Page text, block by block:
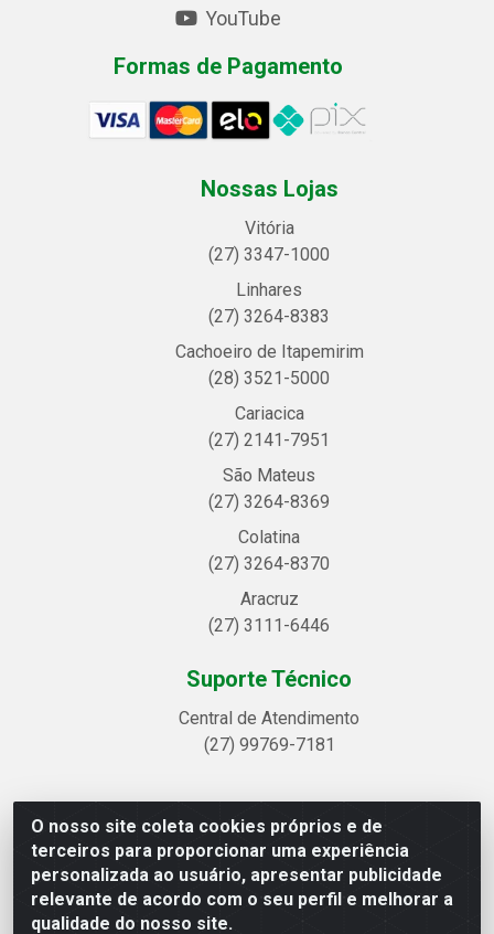
O nosso site coleta cookies próprios e de
terceiros para proporcionar uma experiência
personalizada ao usuário, apresentar publicidade
relevante de acordo com o seu perfil e melhorar a
qualidade do nosso site.
YouTube
Formas de Pagamento
Nossas Lojas
Vitória
(27) 3347-1000
Linhares
(27) 3264-8383
Cachoeiro de Itapemirim
(28) 3521-5000
Cariacica
(27) 2141-7951
São Mateus
(27) 3264-8369
Colatina
(27) 3264-8370
Aracruz
(27) 3111-6446
Suporte Técnico
Central de Atendimento
(27) 99769-7181
Linhavix Distribuidora LTDA - Avenida Alegre, 2521 -
Quadra314 Lote 05 e 07 - Shell, Linhares/ES - CEP
29.901-605 - CNPJ 20.857.514/0001-75